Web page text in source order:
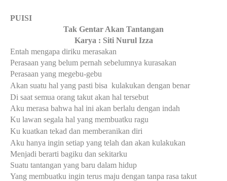
PUISI
Tak Gentar Akan Tantangan
Karya : Siti Nurul Izza
Entah mengapa diriku merasakan
Perasaan yang belum pernah sebelumnya kurasakan
Perasaan yang megebu-gebu
Akan suatu hal yang pasti bisa kulakukan dengan benar
Di saat semua orang takut akan hal tersebut
Aku merasa bahwa hal ini akan berlalu dengan indah
Ku lawan segala hal yang membuatku ragu
Ku kuatkan tekad dan memberanikan diri
Aku hanya ingin setiap yang telah dan akan kulakukan
Menjadi berarti bagiku dan sekitarku
Suatu tantangan yang baru dalam hidup
Yang membuatku ingin terus maju dengan tanpa rasa takut